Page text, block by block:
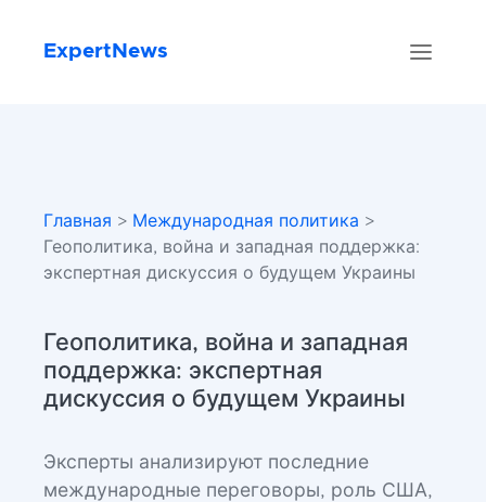
ExpertNews
Главная > Международная политика >
Геополитика, война и западная поддержка:
экспертная дискуссия о будущем Украины
Геополитика, война и западная
поддержка: экспертная
дискуссия о будущем Украины
Эксперты анализируют последние
международные переговоры, роль США,